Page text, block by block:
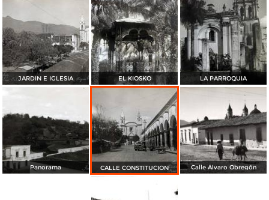
JARDIN E IGLESIA EL KIOSKO LA PARROQUIA
Panorama CALLE CONSTITUCION Calle Álvaro Obregón